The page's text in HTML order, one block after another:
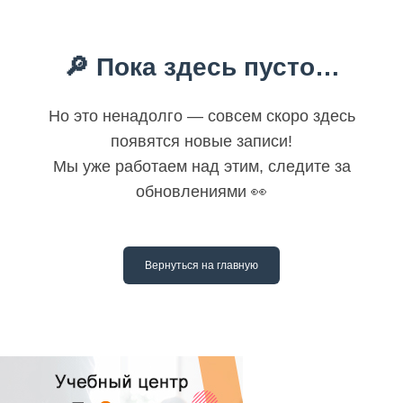
🔎 Пока здесь пусто…
Но это ненадолго — совсем скоро здесь
появятся новые записи!
Мы уже работаем над этим, следите за
обновлениями 👀
Вернуться на главную